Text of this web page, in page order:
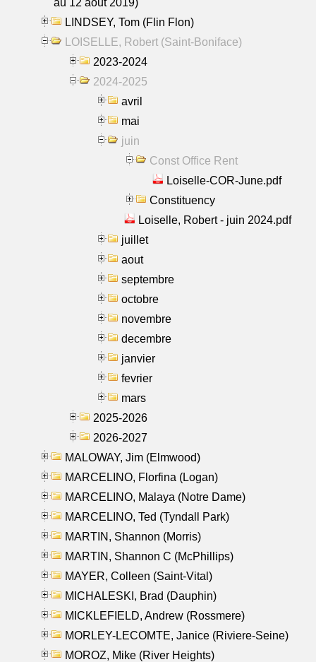
LINDSEY, Tom (Flin Flon)
LOISELLE, Robert (Saint-Boniface)
2023-2024
2024-2025
avril
mai
juin
Const Office Rent
Loiselle-COR-June.pdf
Constituency
Loiselle, Robert - juin 2024.pdf
juillet
aout
septembre
octobre
novembre
decembre
janvier
fevrier
mars
2025-2026
2026-2027
MALOWAY, Jim (Elmwood)
MARCELINO, Florfina (Logan)
MARCELINO, Malaya (Notre Dame)
MARCELINO, Ted (Tyndall Park)
MARTIN, Shannon (Morris)
MARTIN, Shannon C (McPhillips)
MAYER, Colleen (Saint-Vital)
MICHALESKI, Brad (Dauphin)
MICKLEFIELD, Andrew (Rossmere)
MORLEY-LECOMTE, Janice (Riviere-Seine)
MOROZ, Mike (River Heights)